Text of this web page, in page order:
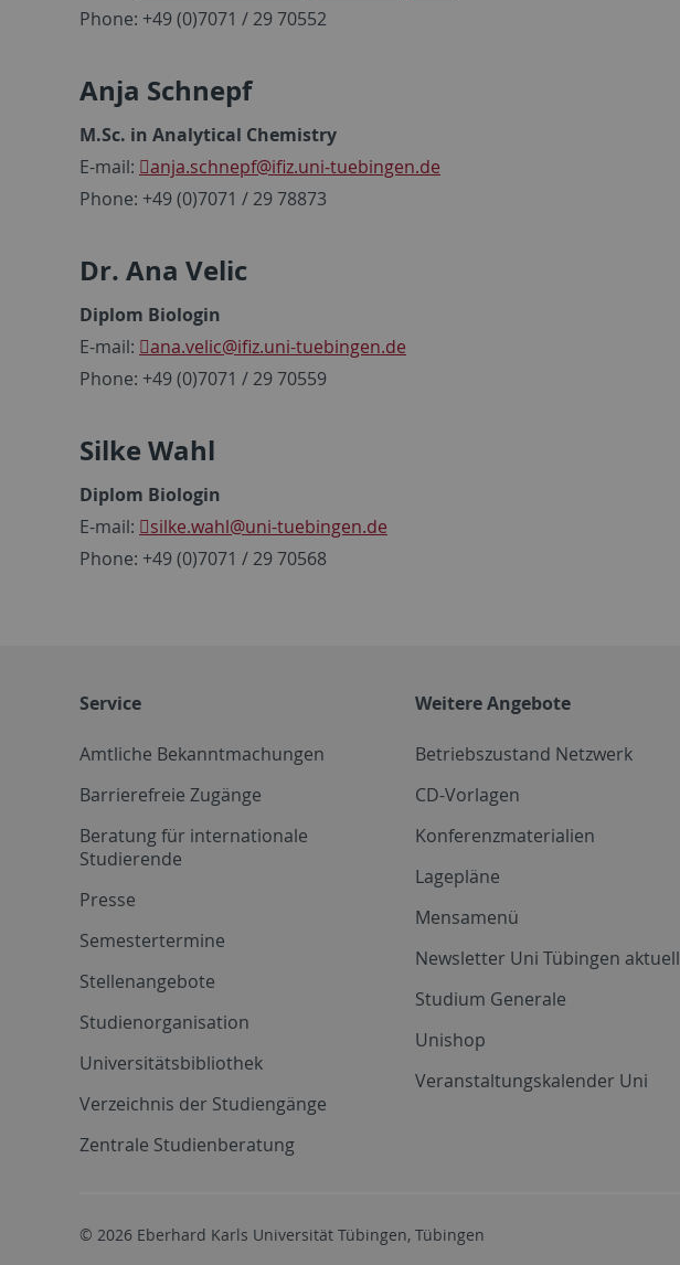
Phone: +49 (0)7071 / 29 70552
Anja Schnepf
M.Sc. in Analytical Chemistry
E-mail:
anja.schnepf@ifiz.uni-tuebingen.de
Phone: +49 (0)7071 / 29 78873
Dr. Ana Velic
Diplom Biologin
E-mail:
ana.velic@ifiz.uni-tuebingen.de
Phone: +49 (0)7071 / 29 70559
Silke Wahl
Diplom Biologin
E-mail:
silke.wahl@uni-tuebingen.de
Phone: +49 (0)7071 / 29 70568
Service
Amtliche Bekanntmachungen
Barrierefreie Zugänge
Beratung für internationale
Studierende
Presse
Semestertermine
Stellenangebote
Studienorganisation
Universitätsbibliothek
Verzeichnis der Studiengänge
Zentrale Studienberatung
Weitere Angebote
Betriebszustand Netzwerk
CD-Vorlagen
Konferenzmaterialien
Lagepläne
Mensamenü
Newsletter Uni Tübingen aktuell
Studium Generale
Unishop
Veranstaltungskalender Uni
© 2026 Eberhard Karls Universität Tübingen, Tübingen